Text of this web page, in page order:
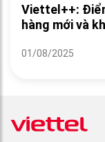
Viettel++:
hàng mới và
01/08/2025